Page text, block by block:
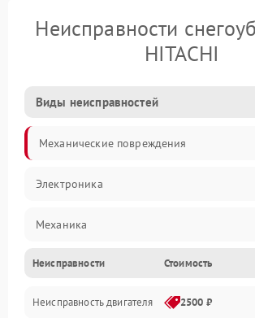
Неисправности
HITACHI
Виды неисправностей
Механические повреждения
Электроника
Механика
Трансмиссия
Электропитание
Неисправности Стоимость
Неисправность двигателя 2500 ₽